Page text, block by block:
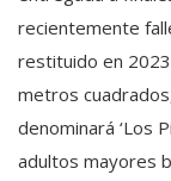
recientemente
restituido en
metros
denominará ‘Los
adultos mayores